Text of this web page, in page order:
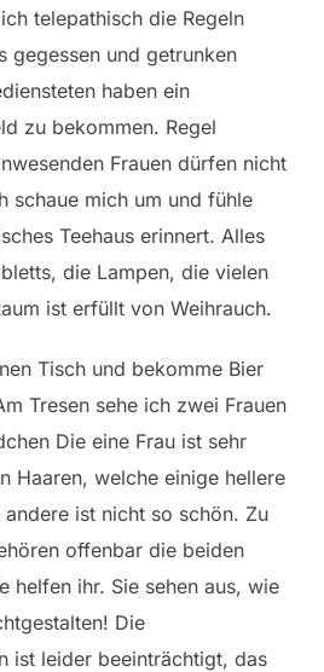
telepathisch die Regeln
gegessen und getrunken
haben ein
zu bekommen. Regel
Frauen dürfen nicht
schaue mich um und fühle
Teehaus erinnert. Alles
die Lampen, die vielen
ist erfüllt von Weihrauch.
Tisch und bekomme Bier
Tresen sehe ich zwei Frauen
Die eine Frau ist sehr
Haaren, welche einige hellere
andere ist nicht so schön. Zu
offenbar die beiden
helfen ihr. Sie sehen aus, wie
Die
ist leider beeinträchtigt, das